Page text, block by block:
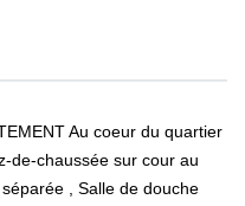
Au coeur du quartier
de-chaussée sur cour au
, Salle de douche